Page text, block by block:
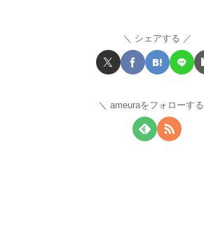
シェアする
ameuraをフォローする